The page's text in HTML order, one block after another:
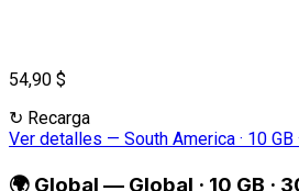
54,90 $
↻ Recarga
Ver detalles — South America · 10 GB
🌍 Global — Global · 10 GB ·